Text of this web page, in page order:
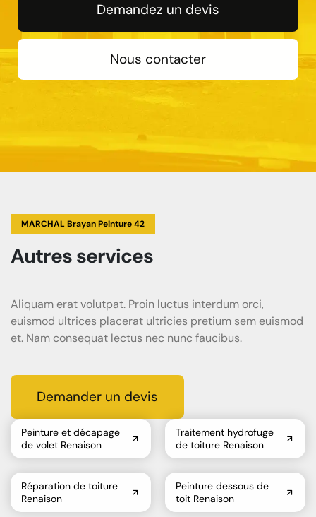
Demandez un devis
Nous contacter
MARCHAL Brayan Peinture 42
Autres services
Aliquam erat volutpat. Proin luctus interdum orci,
euismod ultrices placerat ultricies pretium sem euismod
et. Nam consequat lectus nec nunc faucibus.
Demander un devis
Peinture et décapage
de volet Renaison
Traitement hydrofuge
de toiture Renaison
Réparation de toiture
Renaison
Peinture dessous de
toit Renaison